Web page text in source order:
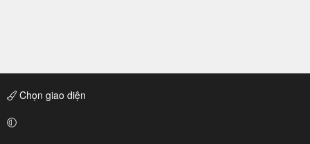
Chọn giao diện